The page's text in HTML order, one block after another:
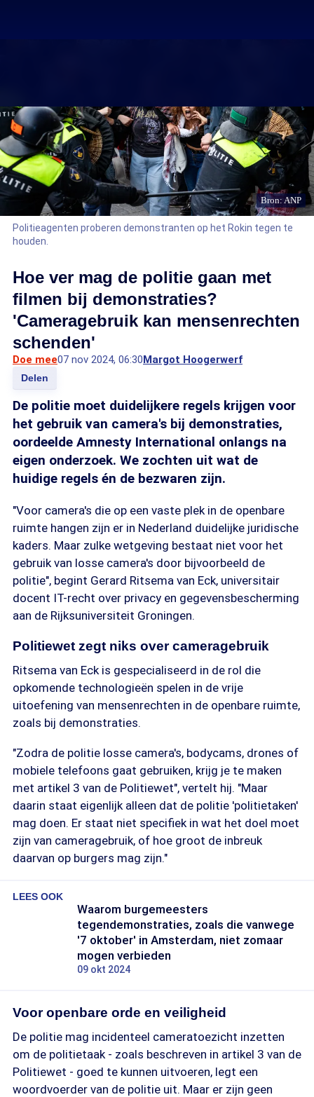
Bron: ANP
Politieagenten proberen demonstranten op het Rokin tegen te
houden.
Hoe ver mag de politie gaan met
filmen bij demonstraties?
'Cameragebruik kan mensenrechten
schenden'
Doe mee07 nov 2024, 06:30Margot Hoogerwerf
Delen
De politie moet duidelijkere regels krijgen voor
het gebruik van camera's bij demonstraties,
oordeelde Amnesty International onlangs na
eigen onderzoek. We zochten uit wat de
huidige regels én de bezwaren zijn.
"Voor camera's die op een vaste plek in de openbare
ruimte hangen zijn er in Nederland duidelijke juridische
kaders. Maar zulke wetgeving bestaat niet voor het
gebruik van losse camera's door bijvoorbeeld de
politie", begint Gerard Ritsema van Eck, universitair
docent IT-recht over privacy en gegevensbescherming
aan de Rijksuniversiteit Groningen.
Politiewet zegt niks over cameragebruik
Ritsema van Eck is gespecialiseerd in de rol die
opkomende technologieën spelen in de vrije
uitoefening van mensenrechten in de openbare ruimte,
zoals bij demonstraties.
"Zodra de politie losse camera's, bodycams, drones of
mobiele telefoons gaat gebruiken, krijg je te maken
met artikel 3 van de Politiewet", vertelt hij. "Maar
daarin staat eigenlijk alleen dat de politie 'politietaken'
mag doen. Er staat niet specifiek in wat het doel moet
zijn van cameragebruik, of hoe groot de inbreuk
daarvan op burgers mag zijn."
LEES OOK
Waarom burgemeesters
tegendemonstraties, zoals die vanwege
'7 oktober' in Amsterdam, niet zomaar
mogen verbieden
09 okt 2024
Voor openbare orde en veiligheid
De politie mag incidenteel cameratoezicht inzetten
om de politietaak - zoals beschreven in artikel 3 van de
Politiewet - goed te kunnen uitvoeren, legt een
woordvoerder van de politie uit. Maar er zijn geen